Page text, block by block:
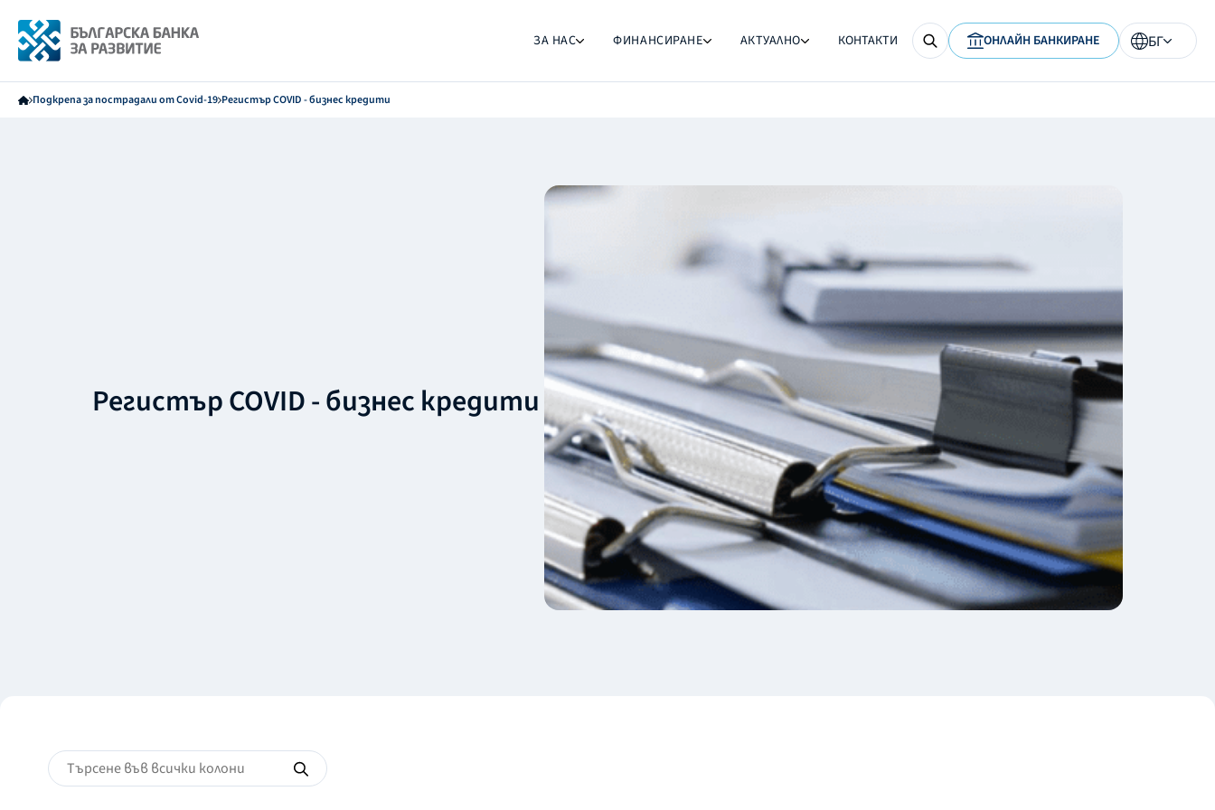
ЗА НАС ФИНАНСИРАНЕ АКТУАЛНО КОНТАКТИ ОНЛАЙН БАНКИРАНЕ БГ
Подкрепа за пострадали от Covid-19 Регистър COVID - бизнес кредити
Регистър COVID - бизнес кредити